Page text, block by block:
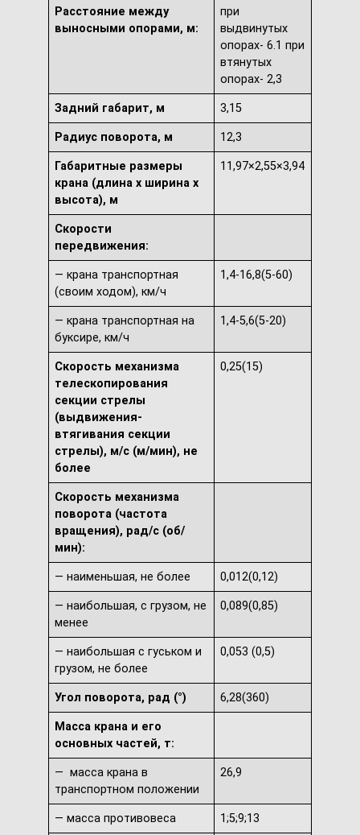
Расстояние между
выносными опорами, м:
при
выдвинутых
опорах- 6.1 при
втянутых
опорах- 2,3
Задний габарит, м 3,15
Радиус поворота, м 12,3
Габаритные размеры
крана (длина х ширина х
высота), м
11,97×2,55×3,94
Скорости
передвижения:
— крана транспортная
(своим ходом), км/ч
1,4-16,8(5-60)
— крана транспортная на
буксире, км/ч
1,4-5,6(5-20)
Скорость механизма
телескопирования
секции стрелы
(выдвижения-
втягивания секции
стрелы), м/с (м/мин), не
более
0,25(15)
Скорость механизма
поворота (частота
вращения), рад/с (об/
мин):
— наименьшая, не более 0,012(0,12)
— наибольшая, с грузом, не
менее
0,089(0,85)
— наибольшая с гуськом и
грузом, не более
0,053 (0,5)
Угол поворота, рад (°) 6,28(360)
Масса крана и его
основных частей, т:
— масса крана в
транспортном положении
26,9
— масса противовеса 1;5;9;13